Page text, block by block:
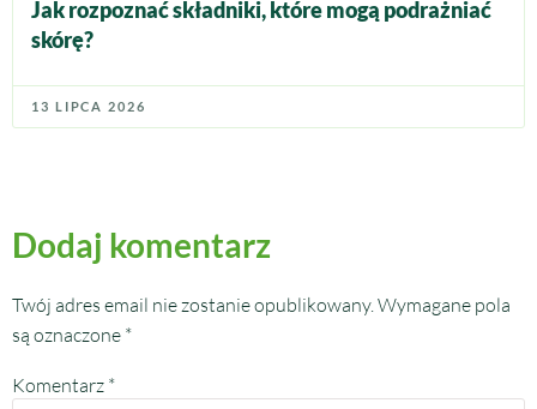
Jak rozpoznać składniki, które mogą podrażniać
skórę?
13 LIPCA 2026
Dodaj komentarz
Twój adres email nie zostanie opublikowany.Wymagane pola
są oznaczone *
Komentarz *